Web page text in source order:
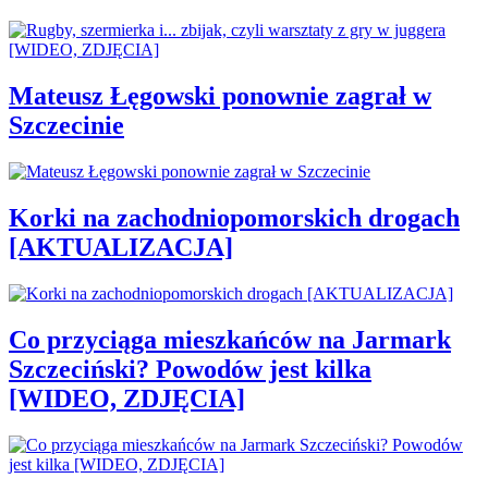
Mateusz Łęgowski ponownie zagrał w
Szczecinie
Korki na zachodniopomorskich drogach
[AKTUALIZACJA]
Co przyciąga mieszkańców na Jarmark
Szczeciński? Powodów jest kilka
[WIDEO, ZDJĘCIA]